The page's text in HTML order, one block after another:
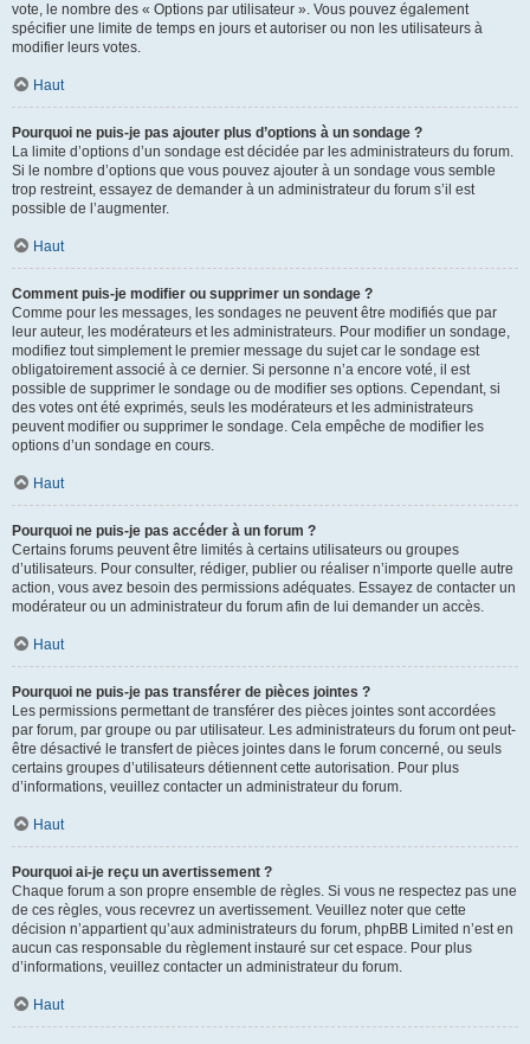
vote, le nombre des « Options par utilisateur ». Vous pouvez également
spécifier une limite de temps en jours et autoriser ou non les utilisateurs à
modifier leurs votes.
Haut
Pourquoi ne puis-je pas ajouter plus d’options à un sondage ?
La limite d’options d’un sondage est décidée par les administrateurs du forum.
Si le nombre d’options que vous pouvez ajouter à un sondage vous semble
trop restreint, essayez de demander à un administrateur du forum s’il est
possible de l’augmenter.
Haut
Comment puis-je modifier ou supprimer un sondage ?
Comme pour les messages, les sondages ne peuvent être modifiés que par
leur auteur, les modérateurs et les administrateurs. Pour modifier un sondage,
modifiez tout simplement le premier message du sujet car le sondage est
obligatoirement associé à ce dernier. Si personne n’a encore voté, il est
possible de supprimer le sondage ou de modifier ses options. Cependant, si
des votes ont été exprimés, seuls les modérateurs et les administrateurs
peuvent modifier ou supprimer le sondage. Cela empêche de modifier les
options d’un sondage en cours.
Haut
Pourquoi ne puis-je pas accéder à un forum ?
Certains forums peuvent être limités à certains utilisateurs ou groupes
d’utilisateurs. Pour consulter, rédiger, publier ou réaliser n’importe quelle autre
action, vous avez besoin des permissions adéquates. Essayez de contacter un
modérateur ou un administrateur du forum afin de lui demander un accès.
Haut
Pourquoi ne puis-je pas transférer de pièces jointes ?
Les permissions permettant de transférer des pièces jointes sont accordées
par forum, par groupe ou par utilisateur. Les administrateurs du forum ont peut-
être désactivé le transfert de pièces jointes dans le forum concerné, ou seuls
certains groupes d’utilisateurs détiennent cette autorisation. Pour plus
d’informations, veuillez contacter un administrateur du forum.
Haut
Pourquoi ai-je reçu un avertissement ?
Chaque forum a son propre ensemble de règles. Si vous ne respectez pas une
de ces règles, vous recevrez un avertissement. Veuillez noter que cette
décision n’appartient qu’aux administrateurs du forum, phpBB Limited n’est en
aucun cas responsable du règlement instauré sur cet espace. Pour plus
d’informations, veuillez contacter un administrateur du forum.
Haut